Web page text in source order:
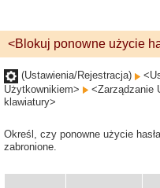
<Blokuj ponowne użycie
(Ustawienia/Rejestracja)
Użytkownikiem>
<Zarządzanie
klawiatury>
Określ, czy ponowne użycie
zabronione.